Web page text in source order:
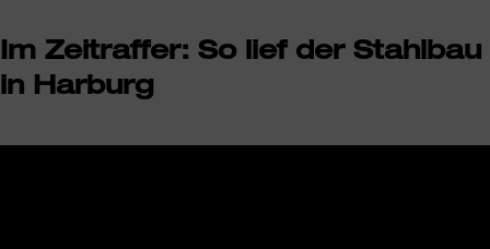
Im Zeitraffer: So lief der Stahlbau
in Harburg